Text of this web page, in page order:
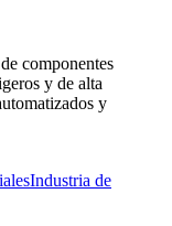
componentes
y de alta
y
Industria de